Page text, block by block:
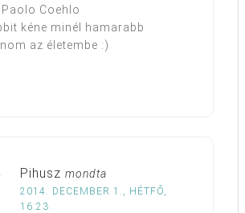
Coehlo
kéne minél hamarabb
az életembe :)
Pihusz mondta
2014. DECEMBER 1., HÉTFŐ,
16:23